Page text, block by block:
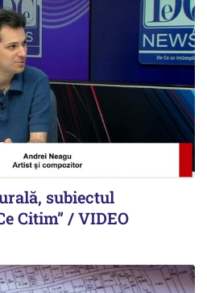
subiectul
Citim” / VIDEO